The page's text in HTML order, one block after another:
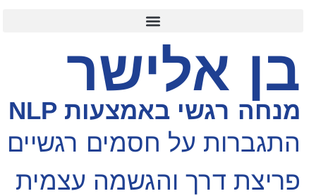
בן אלישר
מנחה רגשי באמצעות NLP
התגברות על חסמים רגשיים
פריצת דרך והגשמה עצמית